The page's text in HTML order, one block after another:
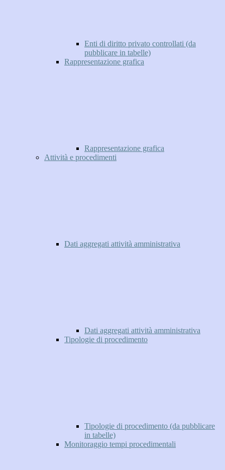
Enti di diritto privato controllati (da
pubblicare in tabelle)
Rappresentazione grafica
Rappresentazione grafica
Attività e procedimenti
Dati aggregati attività amministrativa
Dati aggregati attività amministrativa
Tipologie di procedimento
Tipologie di procedimento (da pubblicare
in tabelle)
Monitoraggio tempi procedimentali